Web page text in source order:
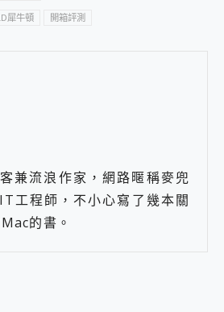
犀牛頓 ​開箱評測
兼流浪作家，網路暱稱麥兜
工程師，不小心寫了幾本關
的書。